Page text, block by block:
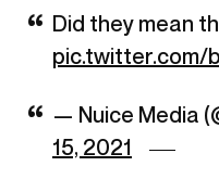
Did they mean
pic.twitter.com/
— Nuice Media
15, 2021